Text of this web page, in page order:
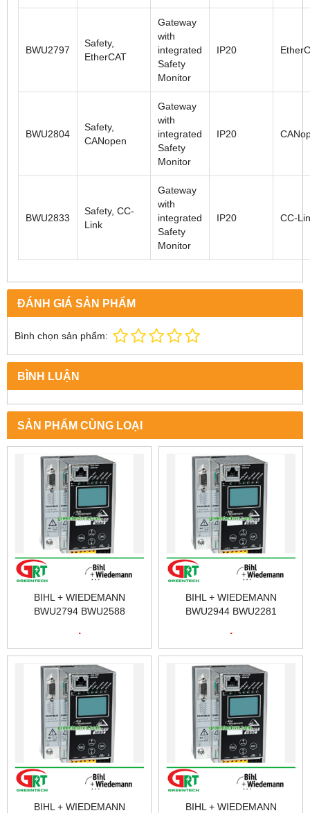
BWU2797
Safety,
EtherCAT
Gateway
with
integrated
Safety
Monitor
IP20
BWU2804
Safety,
CANopen
Gateway
with
integrated
Safety
Monitor
IP20
BWU2833
Safety, CC-
Link
Gateway
with
integrated
Safety
Monitor
IP20 CC-
ĐÁNH GIÁ SẢN PHẨM
Bình chọn sản phẩm:
BÌNH LUẬN
SẢN PHẨM CÙNG LOẠI
BIHL + WIEDEMANN
BWU2794 BWU2588
.
BIHL + WIEDEMANN
BWU2944 BWU2281
.
BIHL + WIEDEMANN
BIHL + WIEDEMANN